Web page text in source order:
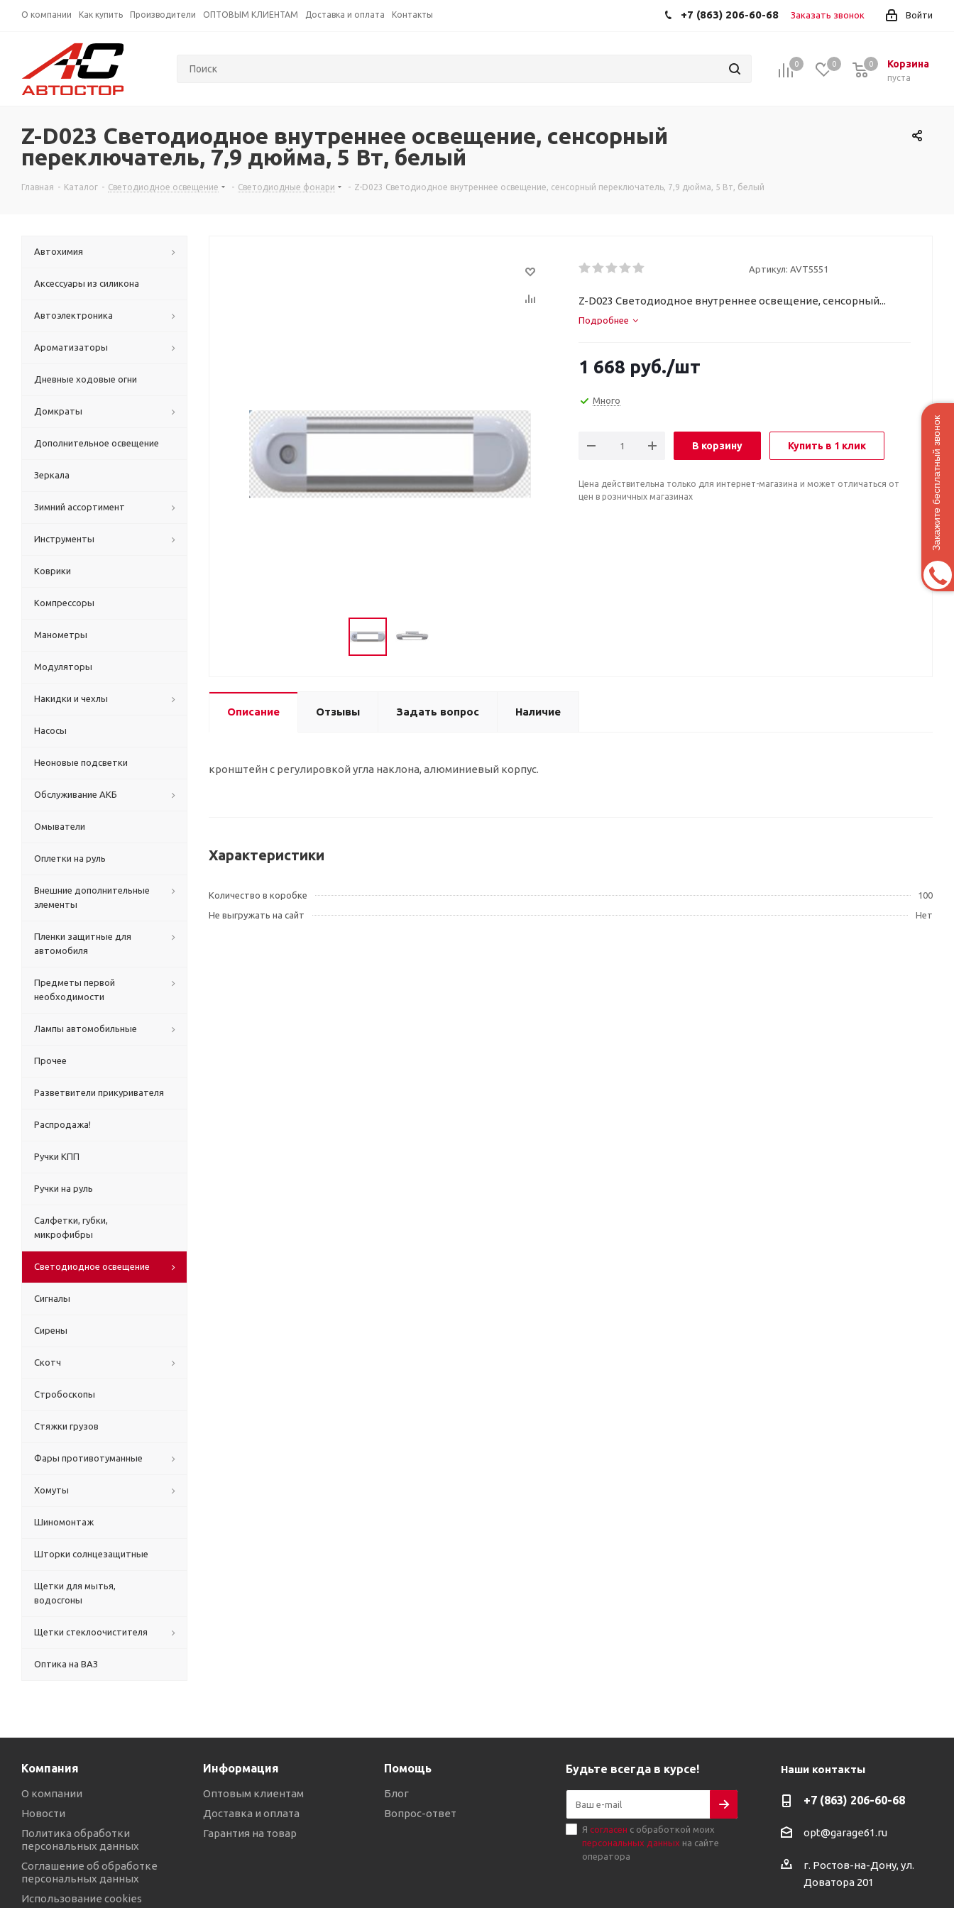
О компании Как купить Производители ОПТОВЫМ КЛИЕНТАМ Доставка и оплата Контакты Войти
+7 (863) 206-60-68 Заказать звонок
0 0 Корзина
пуста
0
Z-D023 Светодиодное внутреннее освещение, сенсорный
переключатель, 7,9 дюйма, 5 Вт, белый
Главная - Каталог - Светодиодное освещение - Светодиодные фонари - Z-D023 Светодиодное внутреннее освещение, сенсорный переключатель, 7,9 дюйма, 5 Вт, белый
Артикул: AVT5551
Z-D023 Светодиодное внутреннее освещение, сенсорный...
Подробнее
1 668 руб./шт
Много
В корзину Купить в 1 клик
Цена действительна только для интернет-магазина и может отличаться от
цен в розничных магазинах
Описание Отзывы Задать вопрос Наличие
кронштейн с регулировкой угла наклона, алюминиевый корпус.
Характеристики
Количество в коробке
100
Не выгружать на сайт
Нет
Автохимия
Аксессуары из силикона
Автоэлектроника
Ароматизаторы
Дневные ходовые огни
Домкраты
Дополнительное освещение
Зеркала
Зимний ассортимент
Инструменты
Коврики
Компрессоры
Манометры
Модуляторы
Накидки и чехлы
Насосы
Неоновые подсветки
Обслуживание АКБ
Омыватели
Оплетки на руль
Внешние дополнительные
элементы
Пленки защитные для
автомобиля
Предметы первой
необходимости
Лампы автомобильные
Прочее
Разветвители прикуривателя
Распродажа!
Ручки КПП
Ручки на руль
Салфетки, губки,
микрофибры
Светодиодное освещение
Сигналы
Сирены
Скотч
Стробоскопы
Стяжки грузов
Фары противотуманные
Хомуты
Шиномонтаж
Шторки солнцезащитные
Щетки для мытья,
водосгоны
Щетки стеклоочистителя
Оптика на ВАЗ
Компания
О компании
Новости
Политика обработки
персональных данных
Соглашение об обработке
персональных данных
Использование cookies
Информация
Оптовым клиентам
Доставка и оплата
Гарантия на товар
Помощь
Блог
Вопрос-ответ
Будьте всегда в курсе!
Я согласен с обработкой моих
персональных данных на сайте
оператора
Наши контакты
+7 (863) 206-60-68
opt@garage61.ru
г. Ростов-на-Дону, ул.
Доватора 201
Закажите бесплатный звонок